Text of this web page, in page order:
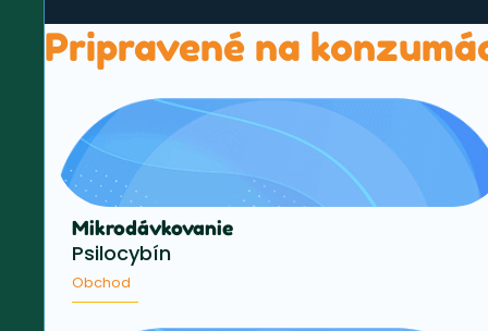
Pripravené na
Mikrodávkovanie
Psilocybín
Obchod